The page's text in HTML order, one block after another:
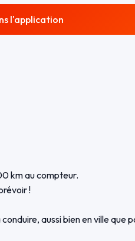
l'application
km au compteur.
!
aussi bien en ville que